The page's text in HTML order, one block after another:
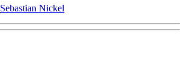
Sebastian Nickel